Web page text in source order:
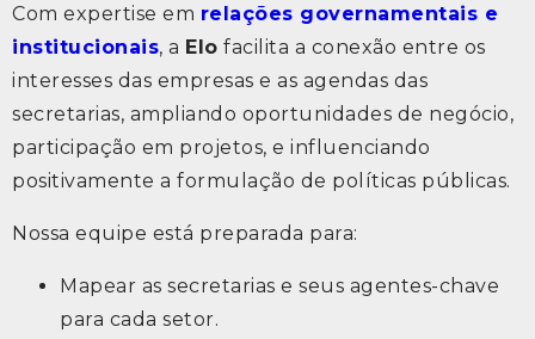
Com expertise em relações governamentais e
institucionais, a Elo facilita a conexão entre os
interesses das empresas e as agendas das
secretarias, ampliando oportunidades de negócio,
participação em projetos, e influenciando
positivamente a formulação de políticas públicas.
Nossa equipe está preparada para:
Mapear as secretarias e seus agentes-chave
para cada setor.